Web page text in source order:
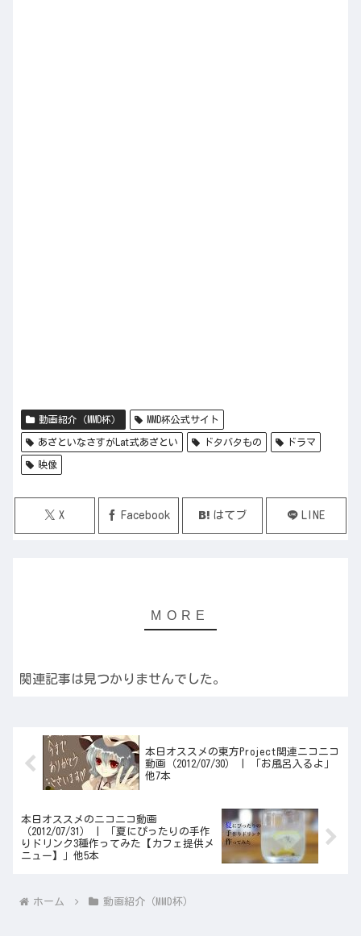
動画紹介（MMD杯） MMD杯公式サイト
あざといなさすがLat式あざとい ドタバタもの ドラマ
映像
X Facebook はてブ LINE
関連記事は見つかりませんでした。
本日オススメの東方Project関連ニコニコ
動画（2012/07/30） | 「お風呂入るよ」
他7本
本日オススメのニコニコ動画
（2012/07/31） | 「夏にぴったりの手作
りドリンク3種作ってみた【カフェ提供メ
ニュー】」他5本
ホーム 動画紹介（MMD杯）